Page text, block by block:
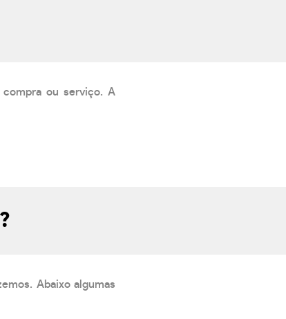
compra ou serviço. A
Abaixo algumas